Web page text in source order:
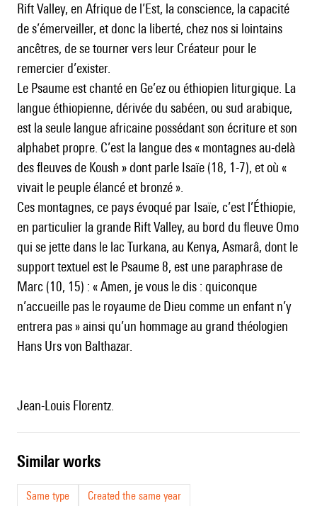
Rift Valley, en Afrique de l’Est, la conscience, la capacité
de s’émerveiller, et donc la liberté, chez nos si lointains
ancêtres, de se tourner vers leur Créateur pour le
remercier d’exister.
Le Psaume est chanté en Ge’ez ou éthiopien liturgique. La
langue éthiopienne, dérivée du sabéen, ou sud arabique,
est la seule langue africaine possédant son écriture et son
alphabet propre. C’est la langue des « montagnes au-delà
des fleuves de Koush » dont parle Isaïe (18, 1-7), et où «
vivait le peuple élancé et bronzé ».
Ces montagnes, ce pays évoqué par Isaïe, c’est l’Éthiopie,
en particulier la grande Rift Valley, au bord du fleuve Omo
qui se jette dans le lac Turkana, au Kenya, Asmarâ, dont le
support textuel est le Psaume 8, est une paraphrase de
Marc (10, 15) : « Amen, je vous le dis : quiconque
n’accueille pas le royaume de Dieu comme un enfant n’y
entrera pas » ainsi qu’un hommage au grand théologien
Hans Urs von Balthazar.
Jean-Louis Florentz.
similar works
Same type
Created the same year